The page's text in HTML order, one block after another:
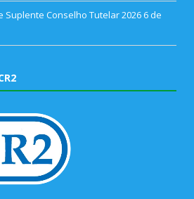
Suplente Conselho Tutelar 2026 6 de